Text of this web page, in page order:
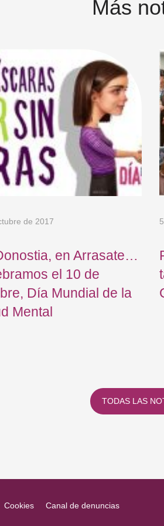
Más
de 2017
en Arrasate…
el 10 de
Día Mundial de la
Mental
TODAS LAS
Cookies Canal de denuncias